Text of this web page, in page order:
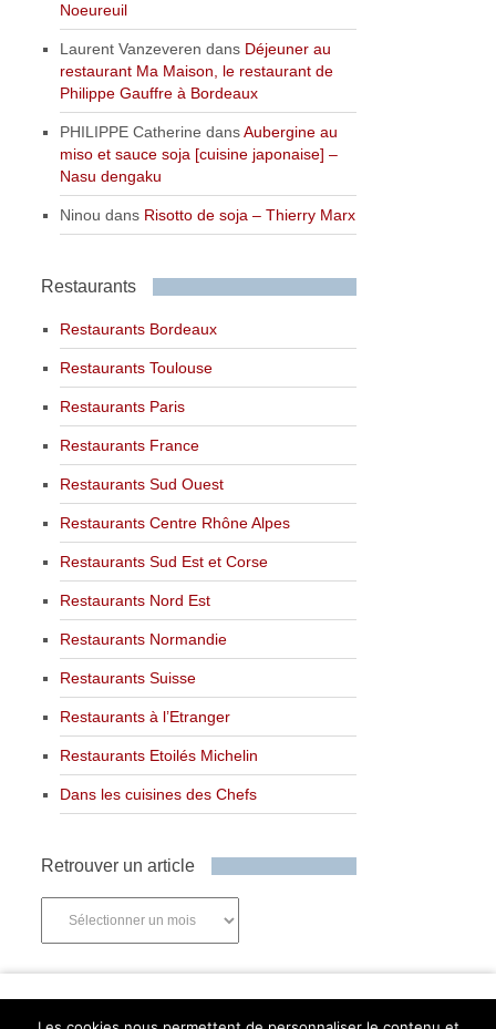
Noeureuil
Laurent Vanzeveren dans Déjeuner au
restaurant Ma Maison, le restaurant de
Philippe Gauffre à Bordeaux
PHILIPPE Catherine dansAubergine au
miso et sauce soja [cuisine japonaise] –
Nasu dengaku
Ninou dans Risotto de soja – Thierry Marx
Restaurants
Restaurants Bordeaux
Restaurants Toulouse
Restaurants Paris
Restaurants France
Restaurants Sud Ouest
Restaurants Centre Rhône Alpes
Restaurants Sud Est et Corse
Restaurants Nord Est
Restaurants Normandie
Restaurants Suisse
Restaurants à l’Etranger
Restaurants Etoilés Michelin
Dans les cuisines des Chefs
Retrouver un article